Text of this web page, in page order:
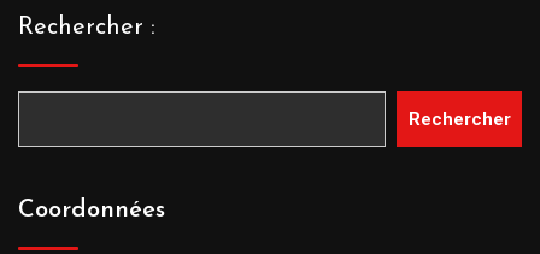
Rechercher :
Rechercher
Coordonnées